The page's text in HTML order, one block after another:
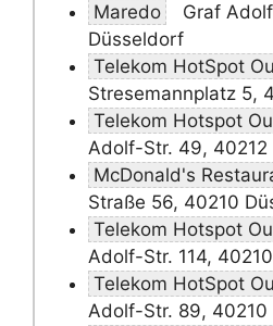
Maredo
Graf
Düsseldorf
Telekom HotSpot
Stresemannplatz 5,
Telekom Hotspot
Adolf-Str. 49, 40212
McDonald's
Straße 56, 40210
Telekom Hotspot
Adolf-Str. 114,
Telekom HotSpot
Adolf-Str. 89, 40210